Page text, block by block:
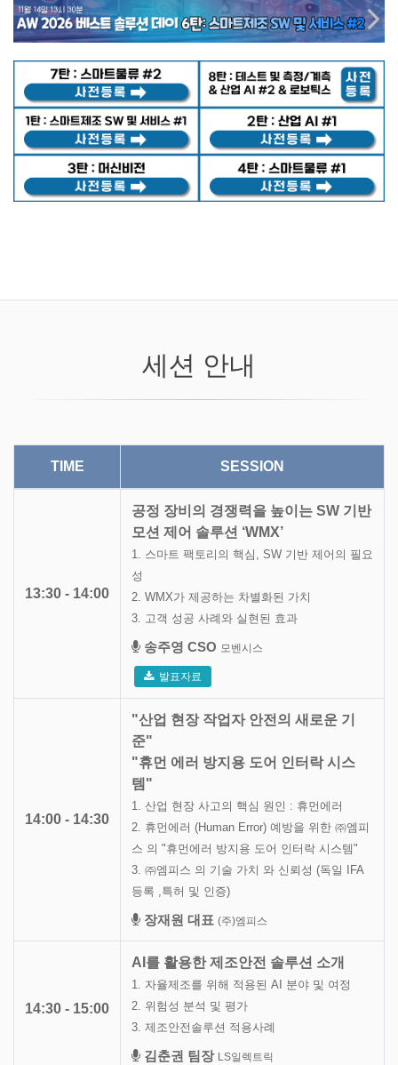
세션 안내
TIME SESSION
13:30 - 14:00
공정 장비의 경쟁력을 높이는 SW 기반
모션 제어 솔루션 ‘WMX’
1. 스마트 팩토리의 핵심, SW 기반 제어의 필요
성
2. WMX가 제공하는 차별화된 가치
3. 고객 성공 사례와 실현된 효과
송주영 CSO 모벤시스
발표자료
14:00 - 14:30
"산업 현장 작업자 안전의 새로운 기
준"
"휴먼 에러 방지용 도어 인터락 시스
템"
1. 산업 현장 사고의 핵심 원인 : 휴먼에러
2. 휴먼에러 (Human Error) 예방을 위한 ㈜엠피
스 의 "휴먼에러 방지용 도어 인터락 시스템"
3. ㈜엠피스 의 기술 가치 와 신뢰성 (독일 IFA
등록 ,특허 및 인증)
장재원 대표 (주)엠피스
14:30 - 15:00
AI를 활용한 제조안전 솔루션 소개
1. 자율제조를 위해 적용된 AI 분야 및 여정
2. 위험성 분석 및 평가
3. 제조안전솔루션 적용사례
김춘권 팀장 LS일렉트릭